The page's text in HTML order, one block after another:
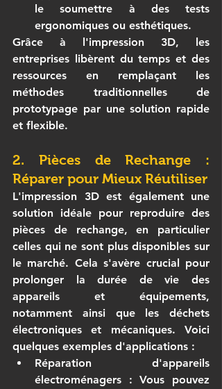
le soumettre à des tests
ergonomiques ou esthétiques.
Grâce à l'impression 3D, les
entreprises libèrent du temps et des
ressources en remplaçant les
méthodes traditionnelles de
prototypage par une solution rapide
et flexible.
2. Pièces de Rechange :
Réparer pour Mieux Réutiliser
L'impression 3D est également une
solution idéale pour reproduire des
pièces de rechange, en particulier
celles qui ne sont plus disponibles sur
le marché. Cela s'avère crucial pour
prolonger la durée de vie des
appareils et équipements,
notamment ainsi que les déchets
électroniques et mécaniques. Voici
quelques exemples d'applications :
Réparation d'appareils
électroménagers : Vous pouvez